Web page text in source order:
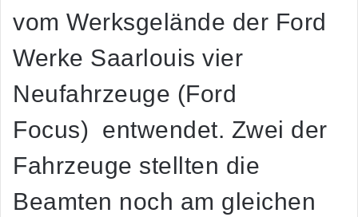
vom Werksgelände der Ford
Werke Saarlouis vier
Neufahrzeuge (Ford
Focus) entwendet. Zwei der
Fahrzeuge stellten die
Beamten noch am gleichen